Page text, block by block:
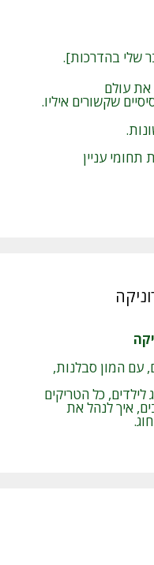
שלי בהדרכות].
את עולם
שקשורים איליו.
עניין
עם המון סבלנות,
לילדים, כל הטריקים
איך לנהל את